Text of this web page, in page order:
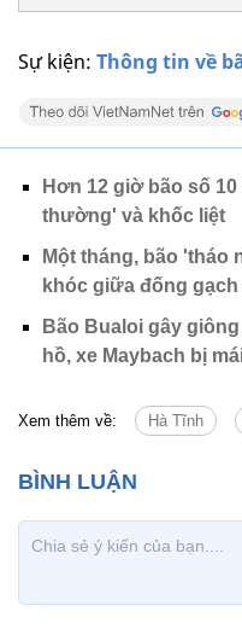
Sự kiện: Thông tin về
Hơn 12 giờ bão số
thường' và khốc liệt
Một tháng, bão 'tháo
khóc giữa đống
Bão Bualoi gây
hồ, xe Maybach bị
Xem thêm về: Hà Tĩnh